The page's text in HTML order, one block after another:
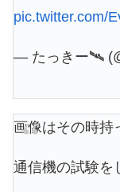
pic.twitter.com/
— たっきー🛰
画像はその時持
通信機の試験を